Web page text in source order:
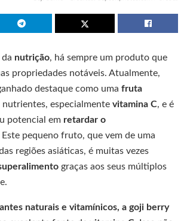
nutrição, há sempre um produto que
propriedades notáveis. Atualmente,
destaque como uma fruta
nutrientes, especialmente vitamina C, e é
potencial em retardar o
Este pequeno fruto, que vem de uma
regiões asiáticas, é muitas vezes
graças aos seus múltiplos
naturais e vitamínicos, a goji berry